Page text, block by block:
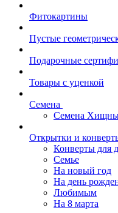
Фитокартины
Пустые
Подарочные
Товары с уценкой
Семена
Семена
Открытки и
Конверты для
Семье
На новый год
На день
Любимым
На 8 марта